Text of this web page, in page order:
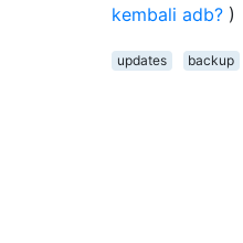
kembali adb? )
updates backup